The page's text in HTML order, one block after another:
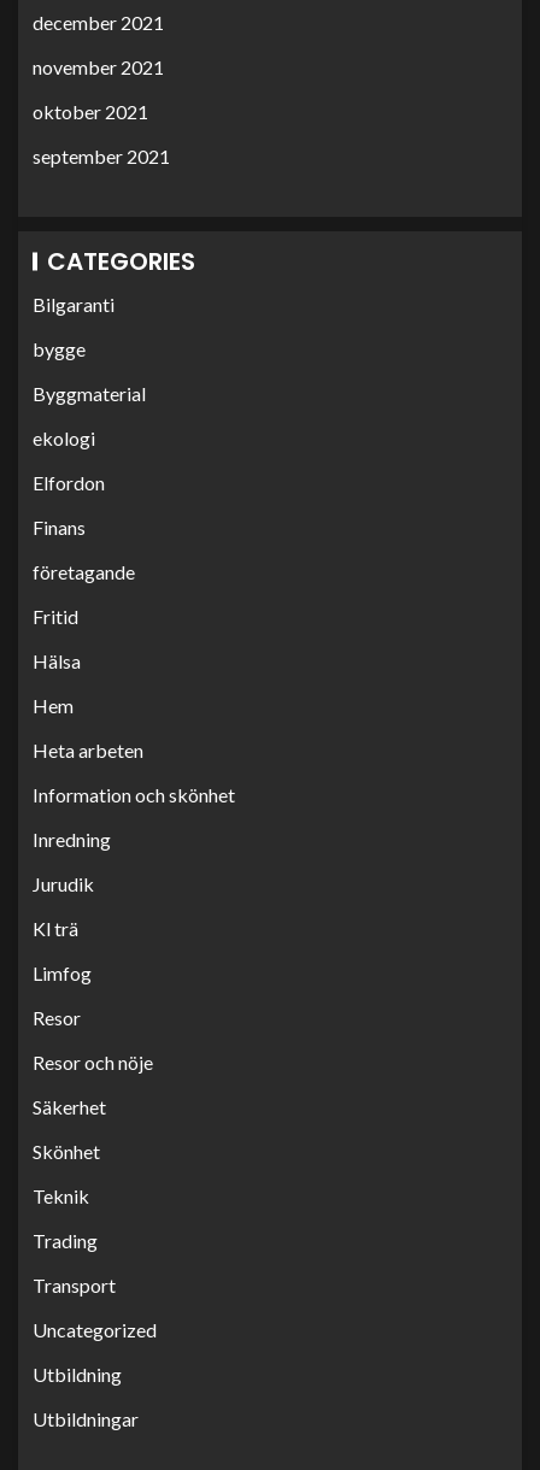
december 2021
november 2021
oktober 2021
september 2021
CATEGORIES
Bilgaranti
bygge
Byggmaterial
ekologi
Elfordon
Finans
företagande
Fritid
Hälsa
Hem
Heta arbeten
Information och skönhet
Inredning
Jurudik
Kl trä
Limfog
Resor
Resor och nöje
Säkerhet
Skönhet
Teknik
Trading
Transport
Uncategorized
Utbildning
Utbildningar